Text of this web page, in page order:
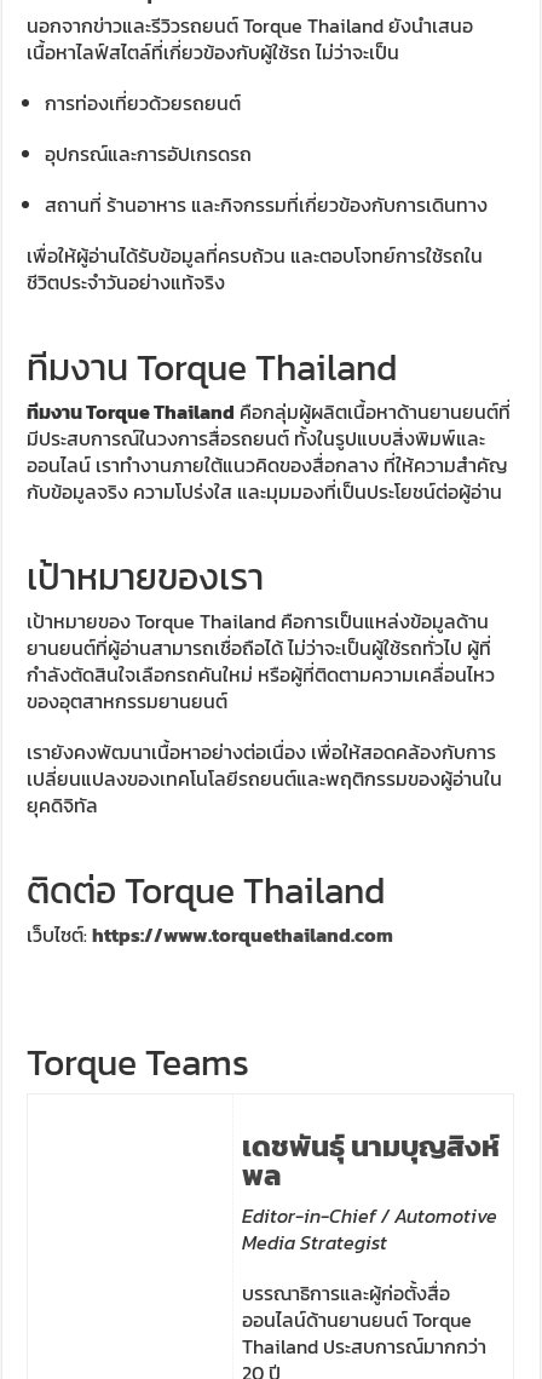
นอกจากข่าวและรีวิวรถยนต์ Torque Thailand ยังนำเสนอ
เนื้อหาไลฟ์สไตล์ที่เกี่ยวข้องกับผู้ใช้รถ ไม่ว่าจะเป็น
การท่องเที่ยวด้วยรถยนต์
อุปกรณ์และการอัปเกรดรถ
สถานที่ ร้านอาหาร และกิจกรรมที่เกี่ยวข้องกับการเดินทาง
เพื่อให้ผู้อ่านได้รับข้อมูลที่ครบถ้วน และตอบโจทย์การใช้รถใน
ชีวิตประจำวันอย่างแท้จริง
ทีมงาน Torque Thailand
ทีมงาน Torque Thailand คือกลุ่มผู้ผลิตเนื้อหาด้านยานยนต์ที่
มีประสบการณ์ในวงการสื่อรถยนต์ ทั้งในรูปแบบสิ่งพิมพ์และ
ออนไลน์ เราทำงานภายใต้แนวคิดของสื่อกลาง ที่ให้ความสำคัญ
กับข้อมูลจริง ความโปร่งใส และมุมมองที่เป็นประโยชน์ต่อผู้อ่าน
เป้าหมายของเรา
เป้าหมายของ Torque Thailand คือการเป็นแหล่งข้อมูลด้าน
ยานยนต์ที่ผู้อ่านสามารถเชื่อถือได้ ไม่ว่าจะเป็นผู้ใช้รถทั่วไป ผู้ที่
กำลังตัดสินใจเลือกรถคันใหม่ หรือผู้ที่ติดตามความเคลื่อนไหว
ของอุตสาหกรรมยานยนต์
เรายังคงพัฒนาเนื้อหาอย่างต่อเนื่อง เพื่อให้สอดคล้องกับการ
เปลี่ยนแปลงของเทคโนโลยีรถยนต์และพฤติกรรมของผู้อ่านใน
ยุคดิจิทัล
ติดต่อ Torque Thailand
เว็บไซต์:https://www.torquethailand.com
Torque Teams
เดชพันธุ์นามบุญสิงห์
พล
Editor-in-Chief / Automotive
Media Strategist
บรรณาธิการและผู้ก่อตั้งสื่อ
ออนไลน์ด้านยานยนต์ Torque
Thailand ประสบการณ์มากกว่า